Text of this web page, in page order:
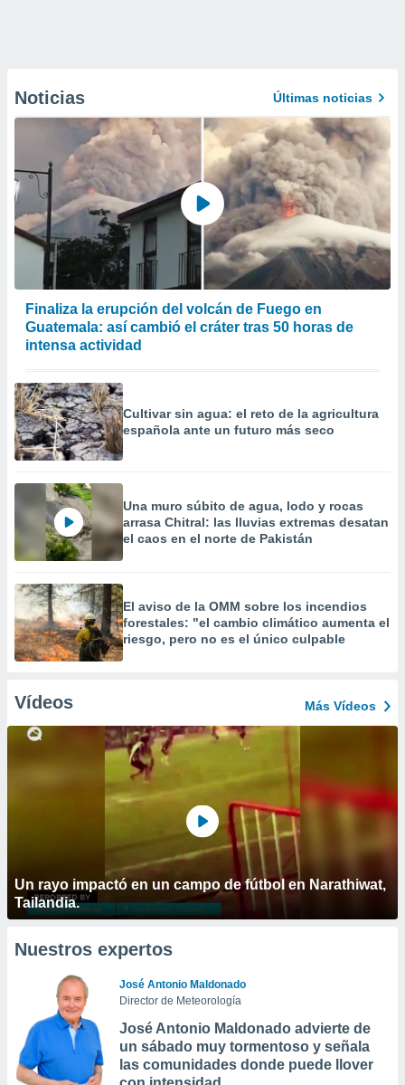
Noticias Últimas noticias
Finaliza la erupción del volcán de Fuego en
Guatemala: así cambió el cráter tras 50 horas de
intensa actividad
Cultivar sin agua: el reto de la agricultura
española ante un futuro más seco
Una muro súbito de agua, lodo y rocas
arrasa Chitral: las lluvias extremas desatan
el caos en el norte de Pakistán
El aviso de la OMM sobre los incendios
forestales: "el cambio climático aumenta el
riesgo, pero no es el único culpable
Vídeos Más Vídeos
Un rayo impactó en un campo de fútbol en Narathiwat,
Tailandia.
Nuestros expertos
José Antonio Maldonado
Director de Meteorología
José Antonio Maldonado advierte de
un sábado muy tormentoso y señala
las comunidades donde puede llover